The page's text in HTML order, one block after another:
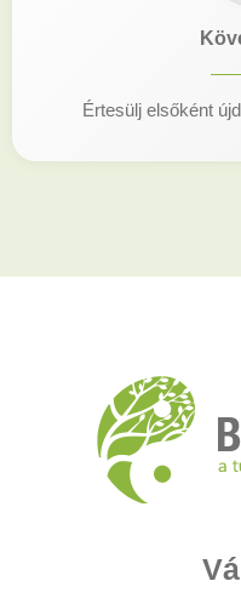
Értesülj elsőként